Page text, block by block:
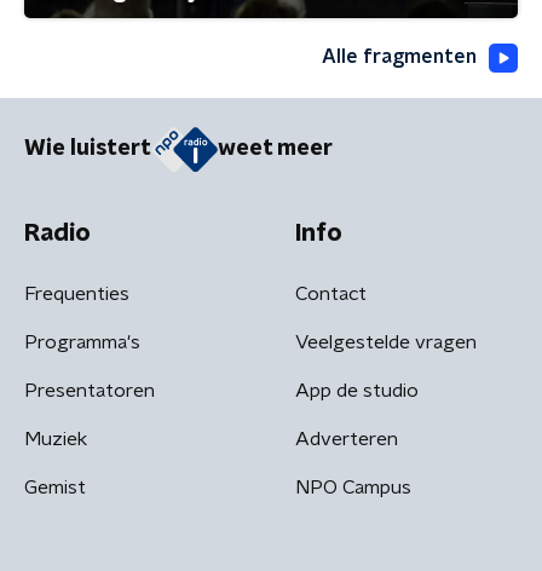
Alle fragmenten
Wie luistert weet meer
Radio
Frequenties
Programma's
Presentatoren
Muziek
Gemist
Info
Contact
Veelgestelde vragen
App de studio
Adverteren
NPO Campus